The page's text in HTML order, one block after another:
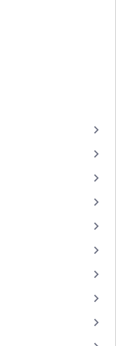
keyboard_arrow_right
keyboard_arrow_right
keyboard_arrow_right
keyboard_arrow_right
keyboard_arrow_right
keyboard_arrow_right
keyboard_arrow_right
keyboard_arrow_right
keyboard_arrow_right